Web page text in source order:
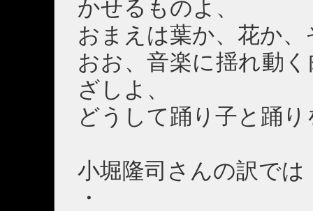
かせるものよ、
おまえは葉か、花か
おお、音楽に揺れ動
ざしよ、
どうして踊り子と踊
小堀隆司さんの訳では
・